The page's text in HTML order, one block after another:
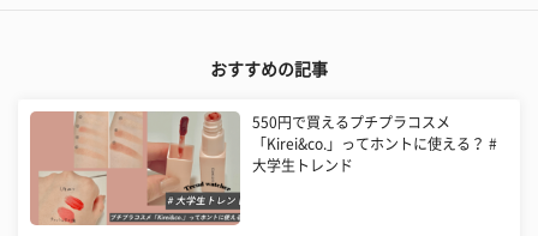
おすすめの記事
550円で買えるプチプラコスメ
「Kirei&co.」ってホントに使える？ #
大学生トレンド